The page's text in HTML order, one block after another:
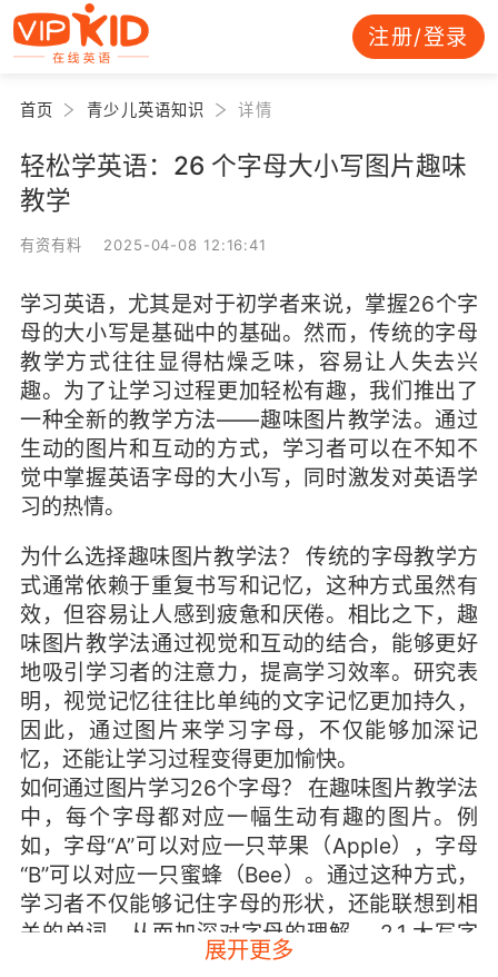
注册/登录
首页 青少儿英语知识 详情
轻松学英语：26 个字母大小写图片趣味
教学
有资有料 2025-04-08 12:16:41
学习英语，尤其是对于初学者来说，掌握26个字
母的大小写是基础中的基础。然而，传统的字母
教学方式往往显得枯燥乏味，容易让人失去兴
趣。为了让学习过程更加轻松有趣，我们推出了
一种全新的教学方法——趣味图片教学法。通过
生动的图片和互动的方式，学习者可以在不知不
觉中掌握英语字母的大小写，同时激发对英语学
习的热情。
为什么选择趣味图片教学法？ 传统的字母教学方
式通常依赖于重复书写和记忆，这种方式虽然有
效，但容易让人感到疲惫和厌倦。相比之下，趣
味图片教学法通过视觉和互动的结合，能够更好
地吸引学习者的注意力，提高学习效率。研究表
明，视觉记忆往往比单纯的文字记忆更加持久，
因此，通过图片来学习字母，不仅能够加深记
忆，还能让学习过程变得更加愉快。
如何通过图片学习26个字母？ 在趣味图片教学法
中，每个字母都对应一幅生动有趣的图片。例
如，字母“A”可以对应一只苹果（Apple），字母
“B”可以对应一只蜜蜂（Bee）。通过这种方式，
学习者不仅能够记住字母的形状，还能联想到相
关的单词，从而加深对字母的理解。 2.1 大写字
母的趣味教学 大写字母通常用于句子的开头和专
展开更多